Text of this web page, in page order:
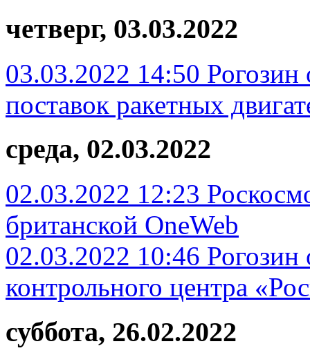
четверг, 03.03.2022
03.03.2022 14:50
поставок ракетных
среда, 02.03.2022
02.03.2022 12:23
британской OneWeb
02.03.2022 10:46 Рогозин
контрольного центра
суббота, 26.02.2022